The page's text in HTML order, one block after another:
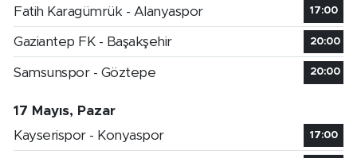
Fatih Karagümrük - Alanyaspor
17:00
Gaziantep FK - Başakşehir 20:00
Samsunspor - Göztepe 20:00
17 Mayıs, Pazar
Kayserispor - Konyaspor
17:00